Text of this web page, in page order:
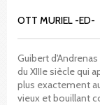
OTT MURIEL -ED-
Guibert
du XIIIe siècle qui
plus exactement
vieux et bouillant